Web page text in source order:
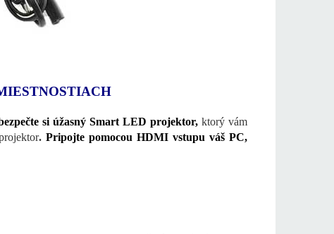
si úžasný Smart LED projektor, ktorý vám
. Pripojte pomocou HDMI vstupu váš PC,